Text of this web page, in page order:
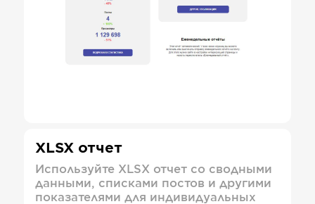
XLSX отчет
Используйте XLSX отчет со сводными
данными, списками постов и другими
показателями для индивидуальных